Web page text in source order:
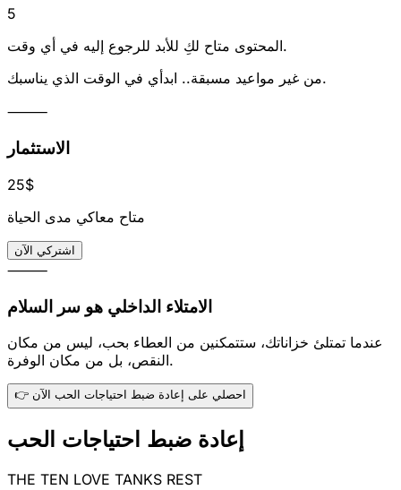
5
المحتوى متاح لكِ للأبد للرجوع إليه في أي وقت.
من غير مواعيد مسبقة.. ابدأي في الوقت الذي يناسبك.
⸻
الاستثمار
25$
متاح معاكي مدى الحياة
اشتركي الآن
⸻
الامتلاء الداخلي هو سر السلام
عندما تمتلئ خزاناتك، ستتمكنين من العطاء بحب، ليس من مكان
النقص، بل من مكان الوفرة.
👉 احصلي على إعادة ضبط احتياجات الحب الآن
إعادة ضبط احتياجات الحب
THE TEN LOVE TANKS REST